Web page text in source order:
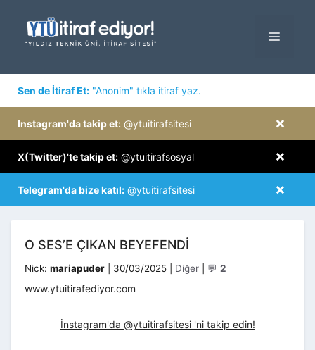
MENÜ
Sen de İtiraf Et: "Anonim" tıkla itiraf yaz.
×
Instagram'da takip et: @ytuitirafsitesi
×
X(Twitter)'te takip et: @ytuitirafsosyal
×
Telegram'da bize katıl: @ytuitirafsitesi
O SES’E ÇIKAN BEYEFENDI
Nick: mariapuder 30/03/2025 Kategoriler
Diğer 💬 2
www.ytuitirafediyor.com
İnstagram'da @ytuitirafsitesi 'ni takip edin!